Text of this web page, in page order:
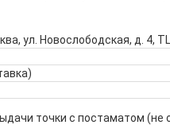
ул. Новослободская, д. 4,
точки с постаматом (не